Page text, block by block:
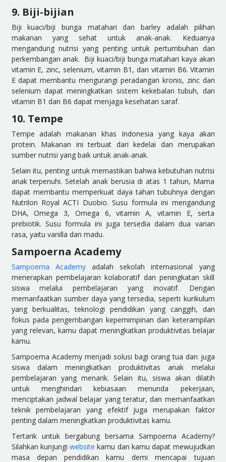
9. Biji-bijian
Biji kuaci/biji bunga matahari dan barley adalah pilihan
makanan yang sehat untuk anak-anak. Keduanya
mengandung nutrisi yang penting untuk pertumbuhan dan
perkembangan anak. Biji kuaci/biji bunga matahari kaya akan
vitamin E, zinc, selenium, vitamin B1, dan vitamin B6. Vitamin
E dapat membantu mengurangi peradangan kronis, zinc dan
selenium dapat meningkatkan sistem kekebalan tubuh, dan
vitamin B1 dan B6 dapat menjaga kesehatan saraf.
10. Tempe
Tempe adalah makanan khas Indonesia yang kaya akan
protein. Makanan ini terbuat dari kedelai dan merupakan
sumber nutrisi yang baik untuk anak-anak.
Selain itu, penting untuk memastikan bahwa kebutuhan nutrisi
anak terpenuhi. Setelah anak berusia di atas 1 tahun, Mama
dapat membantu memperkuat daya tahan tubuhnya dengan
Nutrilon Royal ACTI Duobio. Susu formula ini mengandung
DHA, Omega 3, Omega 6, vitamin A, vitamin E, serta
prebiotik. Susu formula ini juga tersedia dalam dua varian
rasa, yaitu vanilla dan madu.
Sampoerna Academy
Sampoerna Academyadalah sekolah internasional yang
menerapkan pembelajaran kolaboratif dan peningkatan skill
siswa melalui pembelajaran yang inovatif. Dengan
memanfaatkan sumber daya yang tersedia, seperti kurikulum
yang berkualitas, teknologi pendidikan yang canggih, dan
fokus pada pengembangan kepemimpinan dan keterampilan
yang relevan, kamu dapat meningkatkan produktivitas belajar
kamu.
Sampoerna Academy menjadi solusi bagi orang tua dan juga
siswa dalam meningkatkan produktivitas anak melalui
pembelajaran yang menarik. Selain itu, siswa akan dilatih
untuk menghindari kebiasaan menunda pekerjaan,
menciptakan jadwal belajar yang teratur, dan memanfaatkan
teknik pembelajaran yang efektif juga merupakan faktor
penting dalam meningkatkan produktivitas kamu.
Tertarik untuk bergabung bersama Sampoerna Academy?
Silahkan kunjungiwebsitekamu dan kamu dapat mewujudkan
masa depan pendidikan kamu demi mencapai tujuan